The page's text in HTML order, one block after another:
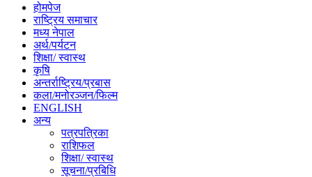
होमपेज
राष्ट्रिय समाचार
मध्य नेपाल
अर्थ/पर्यटन
शिक्षा/ स्वास्थ
कृषि
अन्तर्राष्ट्रिय/प्रबास
कला/मनोरञ्जन/फिल्म
ENGLISH
अन्य
पत्रपत्रिका
राशिफल
शिक्षा/ स्वास्थ
सूचना/प्रबिधि